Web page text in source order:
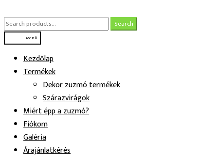
a
navigációhoz
a
tartalomba
Search
for:
Search
Menü
Kezdőlap
Termékek
Dekor zuzmó termékek
Szárazvirágok
Miért épp a zuzmó?
Fiókom
Galéria
Árajánlatkérés